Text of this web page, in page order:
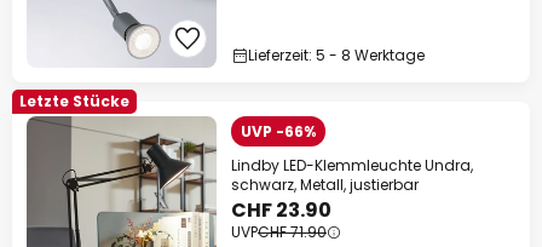
Lieferzeit: 5 - 8 Werktage
Letzte Stücke
UVP -66%
Lindby LED-Klemmleuchte Undra,
schwarz, Metall, justierbar
CHF 23.90
UVPCHF 71.90